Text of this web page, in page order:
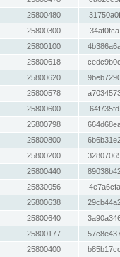
25800480
25800300
25800100
25800618
25800620
25800578
25800600
25800798
25800800
25800200
25800440
25830056
25800638
25800640
25800177
25800400